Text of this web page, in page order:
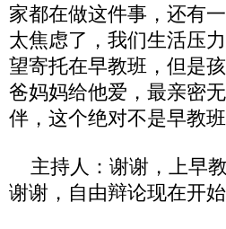
家都在做这件事，还有
太焦虑了，我们生活压
望寄托在早教班，但是
爸妈妈给他爱，最亲密
伴，这个绝对不是早教班
主持人：谢谢，上早
谢谢，自由辩论现在开始